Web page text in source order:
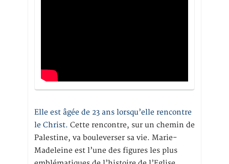
Elle est âgée de 23 ans lorsqu’elle rencontre
le Christ. Cette rencontre, sur un chemin de
Palestine, va bouleverser sa vie. Marie-
Madeleine est l’une des figures les plus